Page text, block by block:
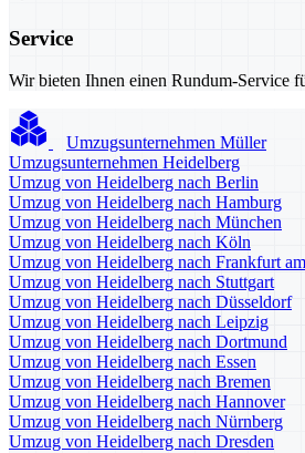
Service
Wir bieten Ihnen einen Rundum-Service
Umzugsunternehmen Müller
Umzugsunternehmen Heidelberg
Umzug von Heidelberg nach Berlin
Umzug von Heidelberg nach Hamburg
Umzug von Heidelberg nach München
Umzug von Heidelberg nach Köln
Umzug von Heidelberg nach Frankfurt
Umzug von Heidelberg nach Stuttgart
Umzug von Heidelberg nach Düsseldorf
Umzug von Heidelberg nach Leipzig
Umzug von Heidelberg nach Dortmund
Umzug von Heidelberg nach Essen
Umzug von Heidelberg nach Bremen
Umzug von Heidelberg nach Hannover
Umzug von Heidelberg nach Nürnberg
Umzug von Heidelberg nach Dresden